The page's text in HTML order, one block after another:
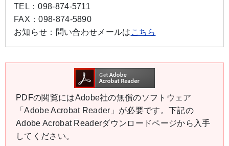
TEL：098-874-5711
FAX：098-874-5890
お知らせ： 問い合わせメールは こちら
PDFの閲覧にはAdobe社の無償のソフトウェア
「Adobe Acrobat Reader」が必要です。下記の
Adobe Acrobat Readerダウンロードページから入手
してください。